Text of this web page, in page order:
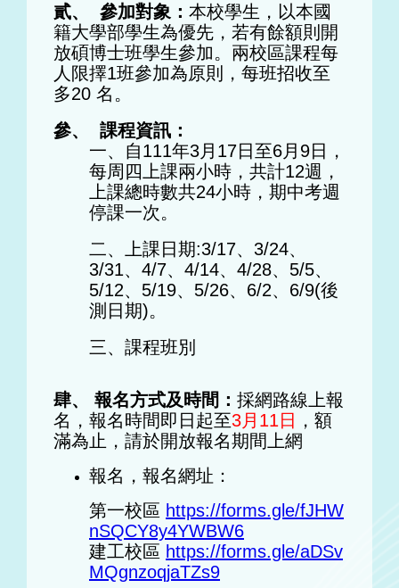
貳、 參加對象： 本校學生，以本國
籍大學部學生為優先，若有餘額則開
放碩博士班學生參加。兩校區課程每
人限擇1班參加為原則，每班招收至
多20 名。
參、 課程資訊：
一、自111年3月17日至6月9日，
每周四上課兩小時，共計12週，
上課總時數共24小時，期中考週
停課一次。
二、上課日期:3/17、3/24、
3/31、4/7、4/14、4/28、5/5、
5/12、5/19、5/26、6/2、6/9(後
測日期)。
三、課程班別
肆、 報名方式及時間： 採網路線上報
名，報名時間即日起至3月11日
，額
滿為止，請於開放報名期間上網
報名，報名網址：
第一校區 https://forms.gle/fJHW
nSQCY8y4YWBW6
建工校區 https://forms.gle/aDSv
MQgnzoqjaTZs9